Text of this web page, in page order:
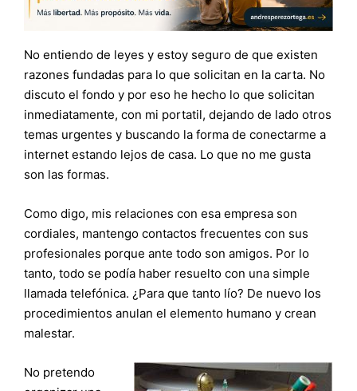
No entiendo de leyes y estoy seguro de que existen
razones fundadas para lo que solicitan en la carta. No
discuto el fondo y por eso he hecho lo que solicitan
inmediatamente, con mi portatil, dejando de lado otros
temas urgentes y buscando la forma de conectarme a
internet estando lejos de casa. Lo que no me gusta
son las formas.
Como digo, mis relaciones con esa empresa son
cordiales, mantengo contactos frecuentes con sus
profesionales porque ante todo son amigos. Por lo
tanto, todo se podía haber resuelto con una simple
llamada telefónica. ¿Para que tanto lío? De nuevo los
procedimientos anulan el elemento humano y crean
malestar.
No pretendo